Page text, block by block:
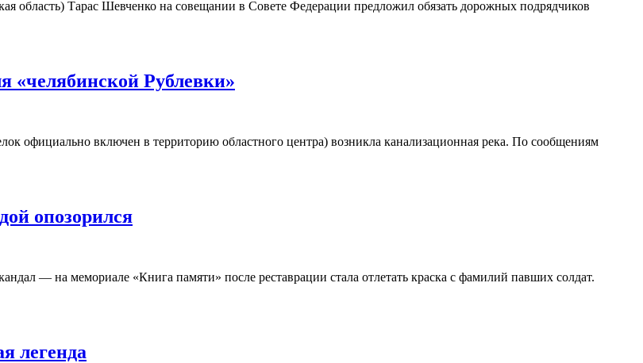
область) Тарас Шевченко на совещании в Совете Федерации предложил обязать дорожных подрядчиков
«челябинской Рублевки»
официально включен в территорию областного центра) возникла канализационная река. По сообщениям
опозорился
— на мемориале «Книга памяти» после реставрации стала отлетать краска с фамилий павших солдат.
легенда